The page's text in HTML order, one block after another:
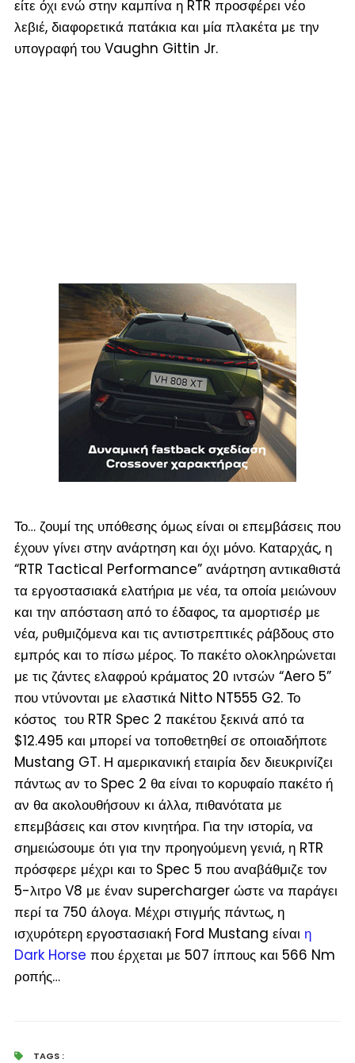
είτε όχι ενώ στην καμπίνα η RTR προσφέρει νέο
λεβιέ, διαφορετικά πατάκια και μία πλακέτα με την
υπογραφή του Vaughn Gittin Jr.
Το… ζουμί της υπόθεσης όμως είναι οι επεμβάσεις που
έχουν γίνει στην ανάρτηση και όχι μόνο. Καταρχάς, η
“RTR Tactical Performance” ανάρτηση αντικαθιστά
τα εργοστασιακά ελατήρια με νέα, τα οποία μειώνουν
και την απόσταση από το έδαφος, τα αμορτισέρ με
νέα, ρυθμιζόμενα και τις αντιστρεπτικές ράβδους στο
εμπρός και το πίσω μέρος. Το πακέτο ολοκληρώνεται
με τις ζάντες ελαφρού κράματος 20 ιντσών “Aero 5”
που ντύνονται με ελαστικά Nitto NT555 G2. Το
κόστος του RTR Spec 2 πακέτου ξεκινά από τα
$12.495 και μπορεί να τοποθετηθεί σε οποιαδήποτε
Mustang GT. Η αμερικανική εταιρία δεν διευκρινίζει
πάντως αν το Spec 2 θα είναι το κορυφαίο πακέτο ή
αν θα ακολουθήσουν κι άλλα, πιθανότατα με
επεμβάσεις και στον κινητήρα. Για την ιστορία, να
σημειώσουμε ότι για την προηγούμενη γενιά, η RTR
πρόσφερε μέχρι και το Spec 5 που αναβάθμιζε τον
5-λιτρο V8 με έναν supercharger ώστε να παράγει
περί τα 750 άλογα. Μέχρι στιγμής πάντως, η
ισχυρότερη εργοστασιακή Ford Mustang είναι η
Dark Horse που έρχεται με 507 ίππους και 566 Nm
ροπής…
TAGS :